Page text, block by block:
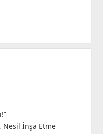
Nesil İnşa Etme